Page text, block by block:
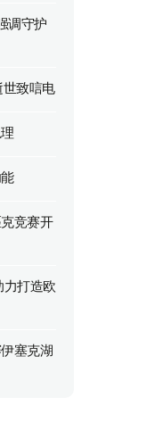
调守护
世致唁电
竞赛开
力打造欧
塞克湖